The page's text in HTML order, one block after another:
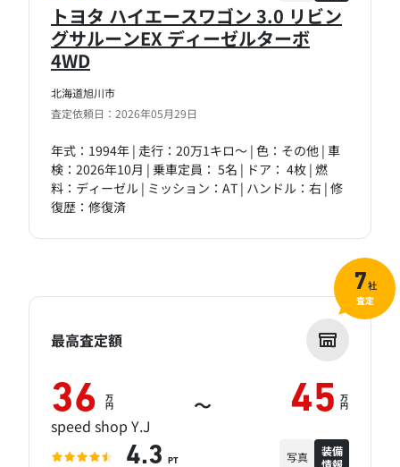
北海道旭川市
査定依頼日：2026年05月29日
トヨタ ハイエースワゴン 3.0 リビン
グサルーンEX ディーゼルターボ
4WD
年式：1994年 | 走行：20万1キロ～ | 色：その他 | 車
検：2026年10月 | 乗車定員： 5名 | ドア： 4枚 | 燃
料：ディーゼル | ミッション：AT | ハンドル：右 | 修
復歴：修復済
最高査定額
36 万
円 ～ 45 万
円
speed shop Y.J
4.3 PT 写真
装備
情報
7社
査定